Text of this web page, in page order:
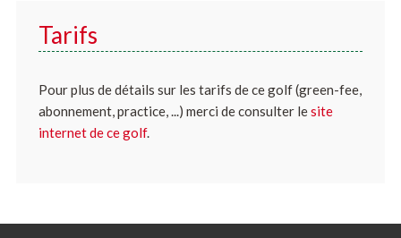
Tarifs
Pour plus de détails sur les tarifs de ce golf (green-fee,
abonnement, practice, ...) merci de consulter lesite
internet de ce golf.